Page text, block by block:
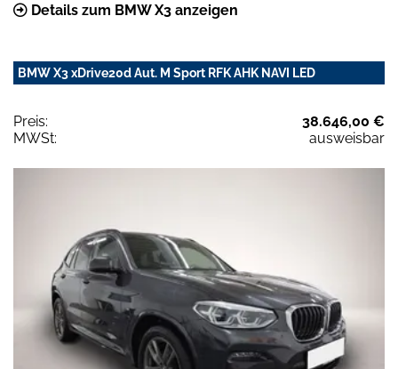
Details zum BMW X3 anzeigen
BMW X3 xDrive20d Aut. M Sport RFK AHK NAVI LED
Preis:
38.646,00 €
MWSt:
ausweisbar